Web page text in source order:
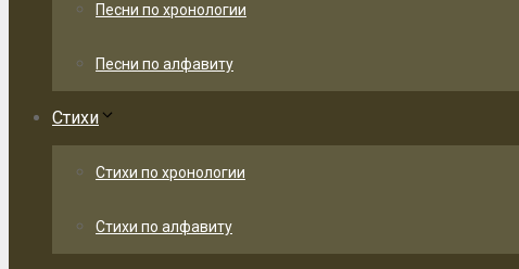
Песни по хронологии
Песни по алфавиту
Стихи
Стихи по хронологии
Стихи по алфавиту